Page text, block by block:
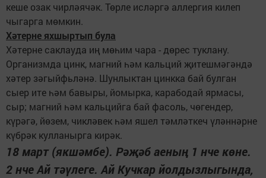
кеше озак чирләячәк. Төрле исләргә аллергия килеп
чыгарга мөмкин.
Хәтерне яхшыртып була
Хәтерне саклауда иң мөһим чара - дөрес туклану.
Организмда цинк, магний һәм кальций җитешмәгәндә
хәтер зәгыйфьләнә. Шунлыктан цинкка бай булган
сыер ите һәм бавыры, йомырка, карабодай ярмасы,
сыр; магний һәм кальцийга бай фасоль, чөгендер,
күрәгә, йөзем, чикләвек һәм яшел тәмләткеч үләннәрне
күбрәк кулланырга кирәк.
18 март (якшәмбе). Рәҗәб аеның 1 нче көне.
2 нче Ай тәүлеге. Ай Кучкар йолдызлыгында,